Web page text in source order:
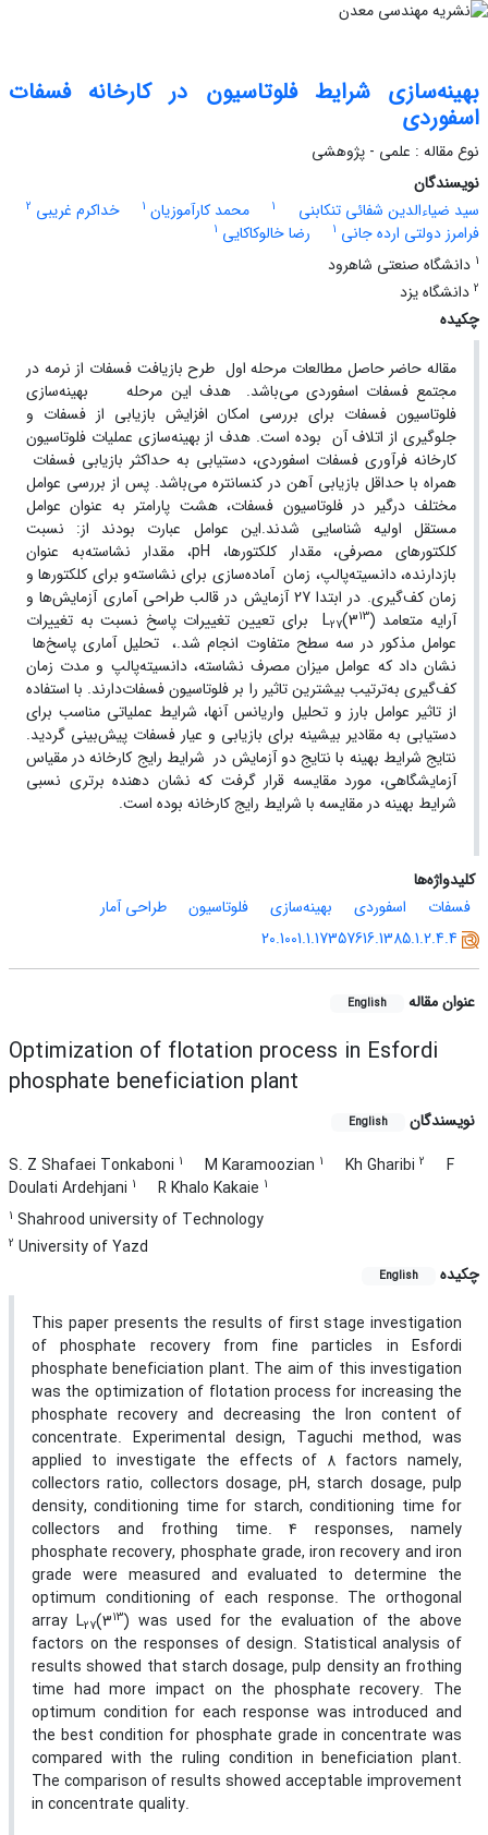
بهینه‌سازی شرایط فلوتاسیون در کارخانه فسفات
اسفوردی
نوع مقاله : علمی - پژوهشی
نویسندگان
سید ضیاءالدین شفائی تنکابنی
1 محمد کارآموزیان 1 خداکرم غریبی 2
فرامرز دولتی ارده جانی 1 رضا خالوکاکایی 1
1 دانشگاه صنعتی شاهرود
2 دانشگاه یزد
چکیده
مقاله حاضر حاصل مطالعات مرحله اول طرح بازیافت فسفات از نرمه در
مجتمع فسفات اسفوردی می‌باشد. هدف ‌این مرحله بهینه‌سازی
فلوتاسیون فسفات برای بررسی امکان افزایش بازیابی از فسفات و
جلوگیری از اتلاف آن بوده است. هدف از بهینه‌سازی عملیات فلوتاسیون
کارخانه فرآوری فسفات اسفوردی، دستیابی به حداکثر بازیابی فسفات
همراه با حداقل بازیابی آهن در کنسانتره می‌باشد. پس از بررسی عوامل
مختلف درگیر در فلوتاسیون فسفات، هشت پارامتر به عنوان عوامل
مستقل اولیه شناسایی شدند.‌این عوامل عبارت بودند از: نسبت
کلکتورهای مصرفی، مقدار کلکتورها، pH، مقدار نشاسته‌به عنوان
بازدارنده، دانسیته‌پالپ، زمان آماده‌سازی برای نشاسته‌و برای کلکتورها و
زمان کف‌گیری. در ابتدا 27 آزمایش در قالب طراحی آماری آزمایش‌ها و
آرایه متعامد L
27(313
) برای تعیین تغییرات پاسخ نسبت به تغییرات
عوامل مذکور در سه سطح متفاوت انجام شد.، تحلیل آماری پاسخ‌ها
نشان داد که عوامل میزان مصرف نشاسته، دانسیته‌پالپ و مدت زمان
کف‌گیری به‌ترتیب بیشترین تاثیر را بر فلوتاسیون فسفات‌دارند. با استفاده
از تاثیر عوامل بارز و تحلیل واریانس آنها، شرایط عملیاتی مناسب برای
دستیابی به مقادیر بیشینه برای بازیابی و عیار فسفات پیش‌بینی گردید.
نتایج شرایط بهینه با نتایج دو آزمایش در شرایط رایج کارخانه در مقیاس
آزمایشگاهی، مورد مقایسه قرار گرفت که نشان دهنده برتری نسبی
شرایط بهینه در مقایسه با شرایط رایج کارخانه بوده است.
کلیدواژه‌ها
فسفات
اسفوردی بهینه‌سازی فلوتاسیون
طراحی آمار
20.1001.1.17357616.1385.1.2.4.4
عنوان مقاله English
Optimization of flotation process in Esfordi
phosphate beneficiation plant
نویسندگان English
S. Z Shafaei Tonkaboni 1 M Karamoozian 1 Kh Gharibi 2
F
Doulati Ardehjani 1 R Khalo Kakaie 1
1 Shahrood university of Technology
2 University of Yazd
چکیده
English
This paper presents the results of first stage investigation
of phosphate recovery from fine particles in Esfordi
phosphate beneficiation plant. The aim of this investigation
was the optimization of flotation process for increasing the
phosphate recovery and decreasing the Iron content of
concentrate. Experimental design, Taguchi method, was
applied to investigate the effects of 8 factors namely,
collectors ratio, collectors dosage, pH, starch dosage, pulp
density, conditioning time for starch, conditioning time for
collectors and frothing time. 4 responses, namely
phosphate recovery, phosphate grade, iron recovery and iron
grade were measured and evaluated to determine the
optimum conditioning of each response. The orthogonal
array L27(313) was used for the evaluation of the above
factors on the responses of design. Statistical analysis of
results showed that starch dosage, pulp density an frothing
time had more impact on the phosphate recovery. The
optimum condition for each response was introduced and
the best condition for phosphate grade in concentrate was
compared with the ruling condition in beneficiation plant.
The comparison of results showed acceptable improvement
in concentrate quality.